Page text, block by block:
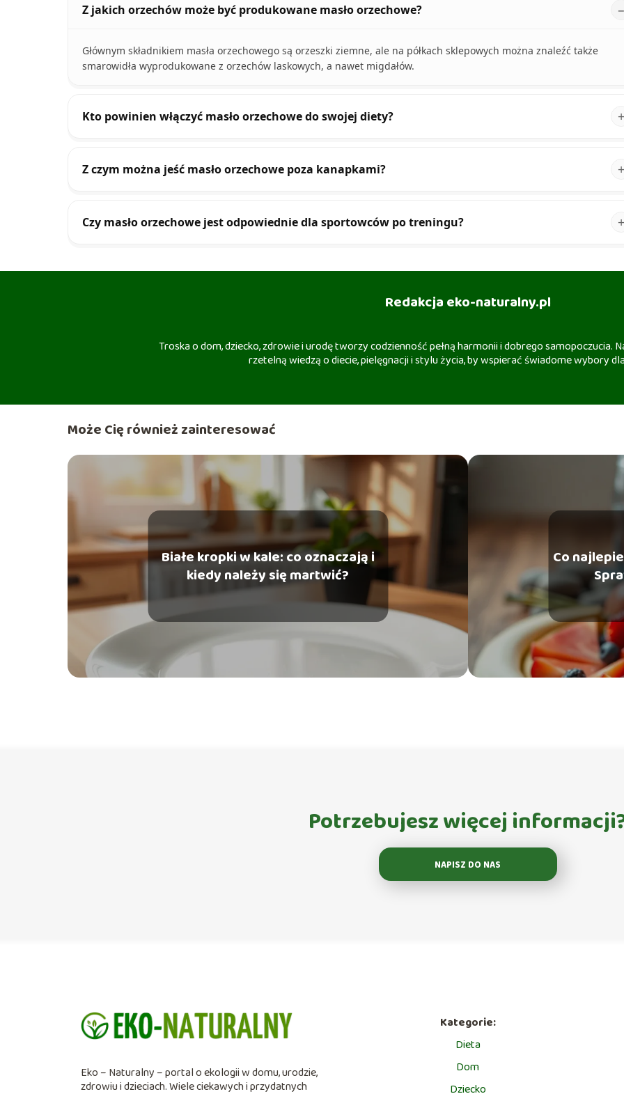
Z jakich orzechów może być produkowane masło orzechowe?
Głównym składnikiem masła orzechowego są orzeszki ziemne, ale na półkach sklepowych można znaleźć także
smarowidła wyprodukowane z orzechów laskowych, a nawet migdałów.
Kto powinien włączyć masło orzechowe do swojej diety?
Z czym można jeść masło orzechowe poza kanapkami?
Czy masło orzechowe jest odpowiednie dla sportowców po treningu?
Redakcja eko-naturalny.pl
Troska o dom, dziecko, zdrowie i urodę tworzy codzienność pełną harmonii i dobrego samopoczucia.
rzetelną wiedzą o diecie, pielęgnacji i stylu życia, by wspierać świadome wybory
Może Cię również zainteresować
Białe kropki w kale: co oznaczają i
kiedy należy się martwić?
Co
Potrzebujesz więcej
NAPISZ DO NAS
Eko – Naturalny – portal o ekologii w domu, urodzie,
zdrowiu i dzieciach. Wiele ciekawych i przydatnych
Kategorie:
Dieta
Dom
Dziecko